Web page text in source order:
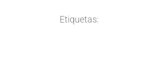
Etiquetas: